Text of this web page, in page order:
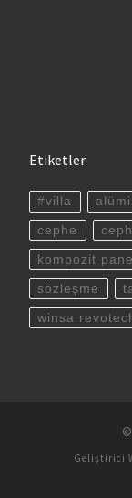
Etiketler
#villa
cephe
kompozit panel
sözleşme
winsa
Geliştirici